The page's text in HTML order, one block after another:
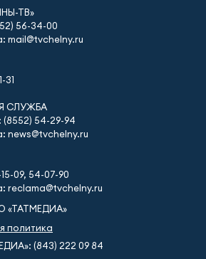
ТВ»
56-34-00
mail@tvchelny.ru
31
СЛУЖБА
54-29-94
news@tvchelny.ru
09, 54-07-90
reclama@tvchelny.ru
«ТАТМЕДИА»
политика
(843) 222 09 84